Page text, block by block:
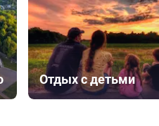
Отдых с детьми